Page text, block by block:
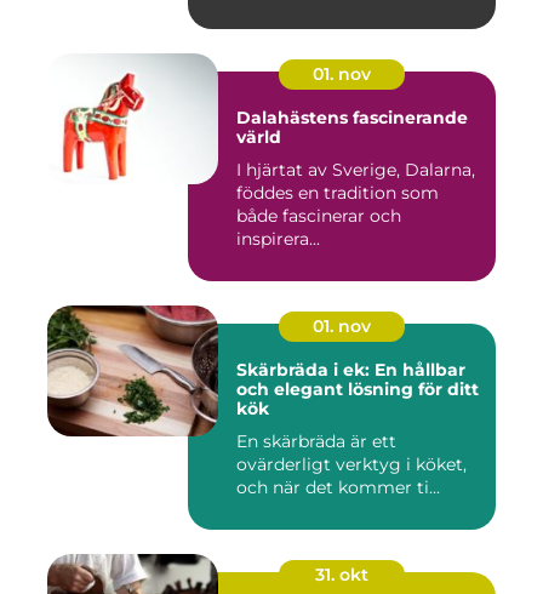
01. nov
Dalahästens fascinerande
värld
I hjärtat av Sverige, Dalarna,
föddes en tradition som
både fascinerar och
inspirera...
01. nov
Skärbräda i ek: En hållbar
och elegant lösning för ditt
kök
En skärbräda är ett
ovärderligt verktyg i köket,
och när det kommer ti...
31. okt